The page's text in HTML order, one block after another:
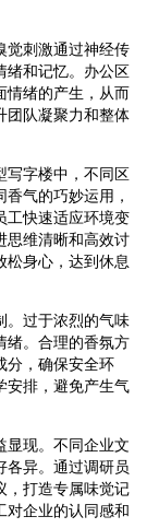
觉刺激通过神经传
绪和记忆。办公区
情绪的产生，从而
团队凝聚力和整体
写字楼中，不同区
气的巧妙运用，
工快速适应环境变
思维清晰和高效讨
松身心，达到休息
。过于浓烈的气味
绪。合理的香氛方
分，确保安全环
安排，避免产生气
显现。不同企业文
各异。通过调研员
，打造专属味觉记
对企业的认同感和